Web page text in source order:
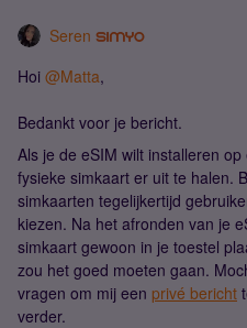
Seren
Hoi @Matta,
Bedankt voor je bericht.
Als je de eSIM wilt installeren
fysieke simkaart er uit te halen.
simkaarten tegelijkertijd
kiezen. Na het afronden van je
simkaart gewoon in je toestel
zou het goed moeten gaan.
vragen om mij een privé bericht
verder.